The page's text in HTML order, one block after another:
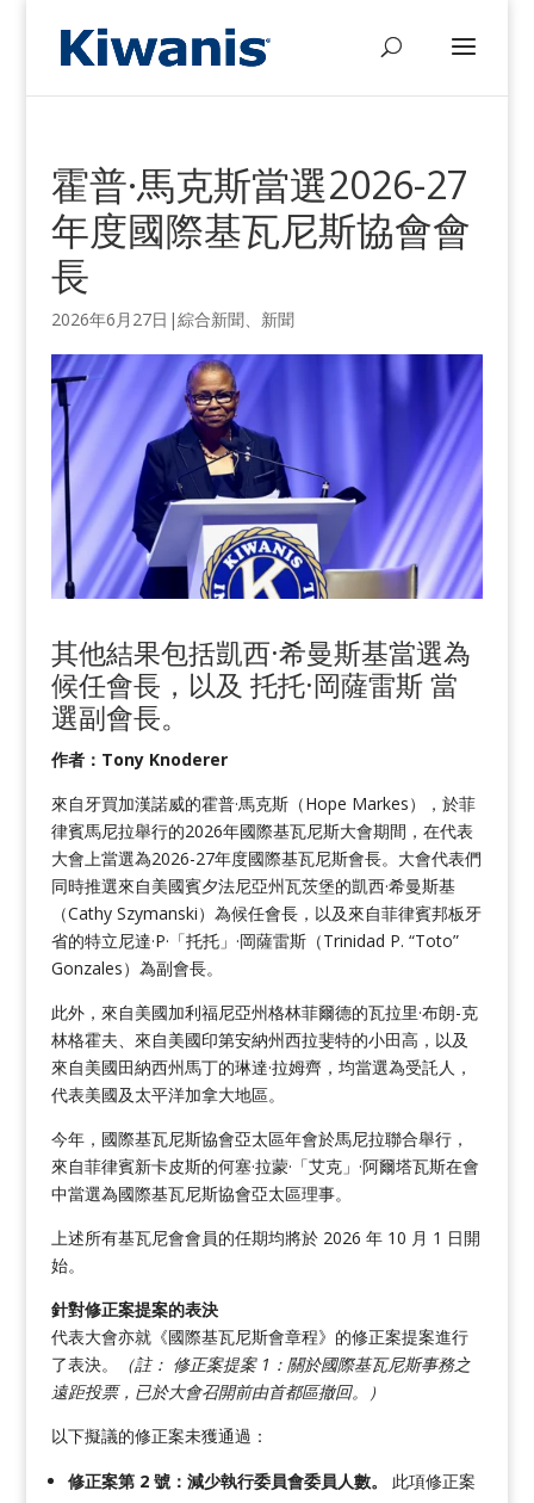
霍普·馬克斯當選2026-27
年度國際基瓦尼斯協會會
長
2026年6月27日 |綜合新聞、 新聞
其他結果包括凱西·希曼斯基當選為
候任會長，以及 托托·岡薩雷斯當
選副會長。
作者：Tony Knoderer
來自牙買加漢諾威的霍普·馬克斯（Hope Markes），於菲
律賓馬尼拉舉行的2026年國際基瓦尼斯大會期間，在代表
大會上當選為2026-27年度國際基瓦尼斯會長。大會代表們
同時推選來自美國賓夕法尼亞州瓦茨堡的凱西·希曼斯基
（Cathy Szymanski）為候任會長，以及來自菲律賓邦板牙
省的特立尼達·P·「托托」·岡薩雷斯（Trinidad P. “Toto”
Gonzales）為副會長。
此外，來自美國加利福尼亞州格林菲爾德的瓦拉里·布朗-克
林格霍夫、來自美國印第安納州西拉斐特的小田高，以及
來自美國田納西州馬丁的琳達·拉姆齊，均當選為受託人，
代表美國及太平洋加拿大地區。
今年，國際基瓦尼斯協會亞太區年會於馬尼拉聯合舉行，
來自菲律賓新卡皮斯的何塞·拉蒙·「艾克」·阿爾塔瓦斯在會
中當選為國際基瓦尼斯協會亞太區理事。
上述所有基瓦尼會會員的任期均將於 2026 年 10 月 1 日開
始。
針對修正案提案的表決
代表大會亦就《國際基瓦尼斯會章程》的修正案提案進行
了表決。
（註： 修正案提案 1：關於國際基瓦尼斯事務之
遠距投票，已於大會召開前由首都區撤回。）
以下擬議的修正案未獲通過：
修正案第 2 號：減少執行委員會委員人數。 此項修正案